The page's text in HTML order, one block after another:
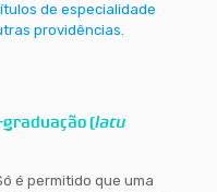
de especialidade
providências.
graduação (latu
é permitido que uma